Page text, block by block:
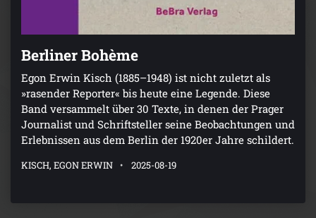
Berliner Bohème
Egon Erwin Kisch (1885–1948) ist nicht zuletzt als
»rasender Reporter« bis heute eine Legende. Diese
Band versammelt über 30 Texte, in denen der Prager
Journalist und Schriftsteller seine Beobachtungen und
Erlebnissen aus dem Berlin der 1920er Jahre schildert.
KISCH, EGON ERWIN 2025-08-19